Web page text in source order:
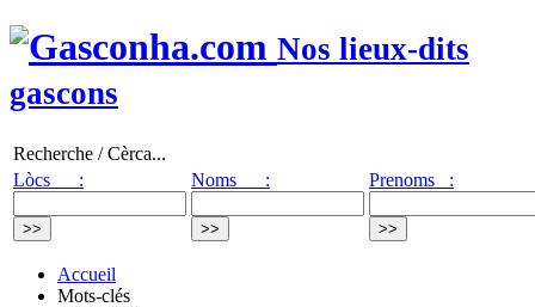
Nos lieux-dits
gascons
Recherche / Cèrca...
Lòcs :
Noms : Prenoms :
Accueil
Mots-clés